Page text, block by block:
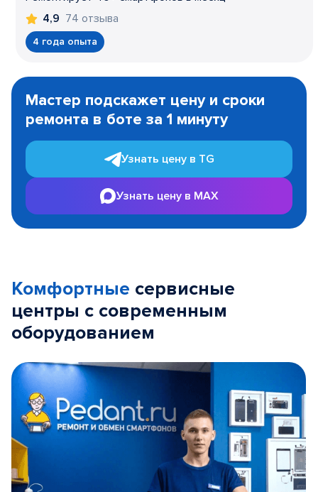
4,9 74 отзыва
4 года опыта
1
Мастер подскажет цену и сроки
ремонта в боте за 1 минуту
Узнать цену в TG
Узнать цену в MAX
Комфортные сервисные
центры с современным
оборудованием